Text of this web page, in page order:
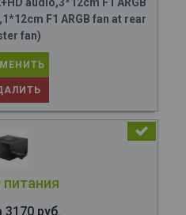
F1 ARGB fan at rear
fan)
3170 руб.